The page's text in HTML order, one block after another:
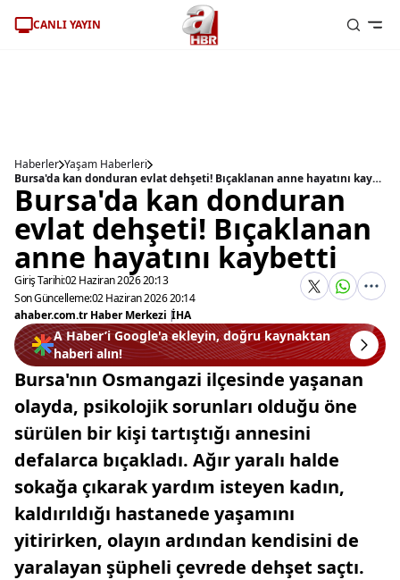
CANLI YAYIN
Haberler Yaşam Haberleri
Bursa'da kan donduran evlat dehşeti! Bıçaklanan anne hayatını kaybetti
Bursa'da kan donduran
evlat dehşeti! Bıçaklanan
anne hayatını kaybetti
Giriş Tarihi:02 Haziran 2026 20:13
Son Güncelleme:02 Haziran 2026 20:14
ahaber.com.tr Haber Merkezi |İHA
A Haber’i Google'a ekleyin, doğru kaynaktan
haberi alın!
Bursa'nın Osmangazi ilçesinde yaşanan
olayda, psikolojik sorunları olduğu öne
sürülen bir kişi tartıştığı annesini
defalarca bıçakladı. Ağır yaralı halde
sokağa çıkarak yardım isteyen kadın,
kaldırıldığı hastanede yaşamını
yitirirken, olayın ardından kendisini de
yaralayan şüpheli çevrede dehşet saçtı.